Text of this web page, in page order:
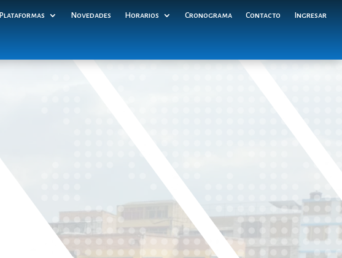
Plataformas Novedades Horarios Cronograma Contacto Ingresar